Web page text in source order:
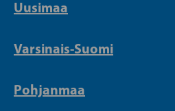
Uusimaa
Varsinais-Suomi
Pohjanmaa